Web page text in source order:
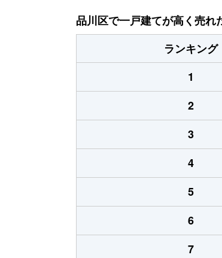
品川区で一戸建てが高く売れ
ランキング
1
2
3
4
5
6
7